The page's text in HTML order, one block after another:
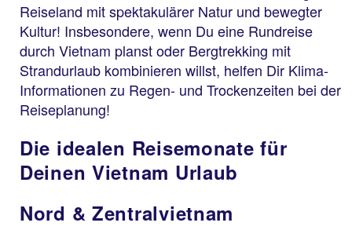
Reiseland mit spektakulärer Natur und bewegter
Kultur! Insbesondere, wenn Du eine Rundreise
durch Vietnam planst oder Bergtrekking mit
Strandurlaub kombinieren willst, helfen Dir Klima-
Informationen zu Regen- und Trockenzeiten bei der
Reiseplanung!
Die idealen Reisemonate für
Deinen Vietnam Urlaub
Nord & Zentralvietnam